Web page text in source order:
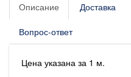
Описание Доставка
Вопрос-ответ
Цена указана за 1 м.